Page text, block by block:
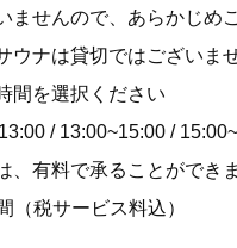
ませんので、あらかじめ
ウナは貸切ではございま
間を選択ください
/ 13:00~15:00 /
、有料で承ることができ
（税サービス料込）